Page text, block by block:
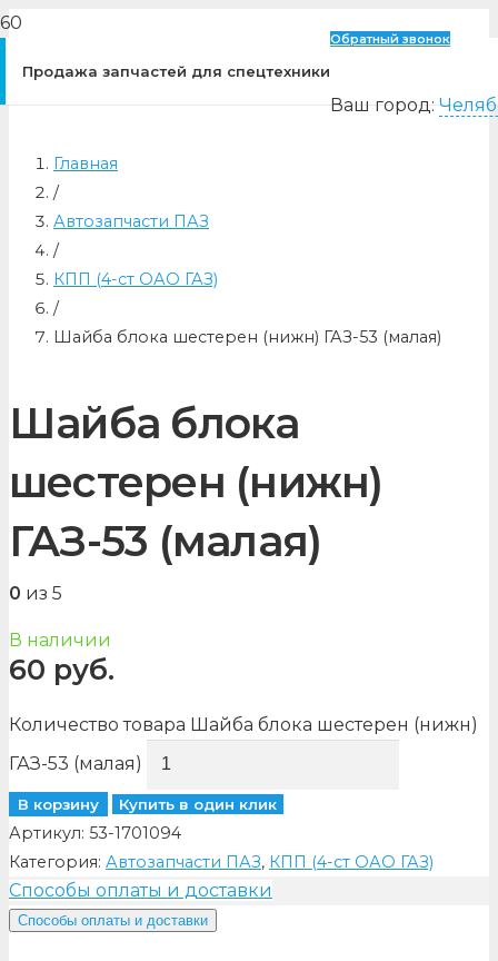
Продажа запчастей для спецтехники
Обратный звонок
Ваш город:
Главная
/
Автозапчасти ПАЗ
/
КПП (4-ст ОАО ГАЗ)
/
Шайба блока шестерен (нижн) ГАЗ-53 (малая)
Шайба блока
шестерен (нижн)
ГАЗ-53 (малая)
0 из 5
В наличии
60 руб.
Количество товара Шайба блока шестерен (нижн)
ГАЗ-53 (малая)
В корзину Купить в один клик
Артикул: 53-1701094
Категория: Автозапчасти ПАЗ, КПП (4-ст ОАО ГАЗ)
Способы оплаты и доставки
Способы оплаты и доставки